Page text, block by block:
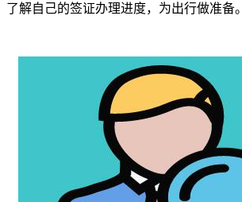
了解自己的签证办理进度，为出行做准备。